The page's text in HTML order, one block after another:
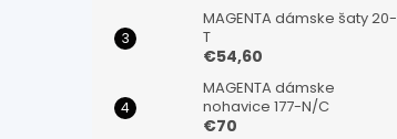
MAGENTA dámske šaty 20-
T
€54,60
MAGENTA dámske
nohavice 177-N/C
€70